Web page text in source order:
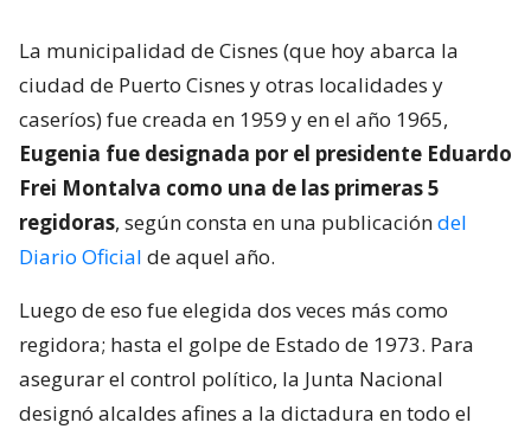
La municipalidad de Cisnes (que hoy abarca la
ciudad de Puerto Cisnes y otras localidades y
caseríos) fue creada en 1959 y en el año 1965,
Eugenia fue designada por el presidente Eduardo
Frei Montalva como una de las primeras 5
regidoras, según consta en una publicacióndel
Diario Oficial de aquel año.
Luego de eso fue elegida dos veces más como
regidora; hasta el golpe de Estado de 1973. Para
asegurar el control político, la Junta Nacional
designó alcaldes afines a la dictadura en todo el